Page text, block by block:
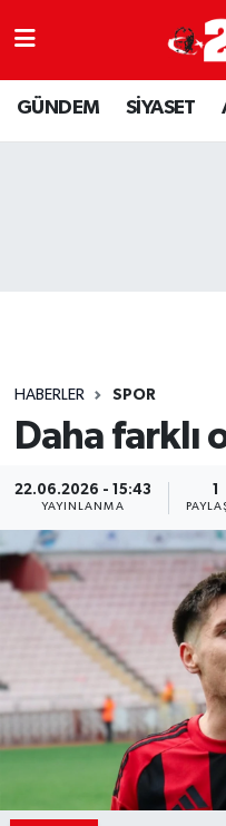
GÜNDEM SİYASET
HABERLER SPOR
Daha farklı
22.06.2026 - 15:43
YAYINLANMA
1
ASAYİŞ
DÜNYA
SPOR
YAŞAM
Nöbetçi Eczaneler
Hava Durumu
Son Dakika
Haber Arşivi